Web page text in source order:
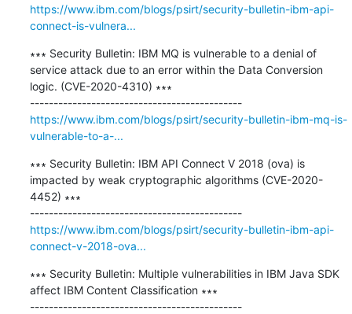
https://www.ibm.com/blogs/psirt/security-bulletin-ibm-api-
connect-is-vulnera...
∗∗∗ Security Bulletin: IBM MQ is vulnerable to a denial of
service attack due to an error within the Data Conversion
logic. (CVE-2020-4310) ∗∗∗
---------------------------------------------
https://www.ibm.com/blogs/psirt/security-bulletin-ibm-mq-is-
vulnerable-to-a-...
∗∗∗ Security Bulletin: IBM API Connect V 2018 (ova) is
impacted by weak cryptographic algorithms (CVE-2020-
4452) ∗∗∗
---------------------------------------------
https://www.ibm.com/blogs/psirt/security-bulletin-ibm-api-
connect-v-2018-ova...
∗∗∗ Security Bulletin: Multiple vulnerabilities in IBM Java SDK
affect IBM Content Classification ∗∗∗
---------------------------------------------